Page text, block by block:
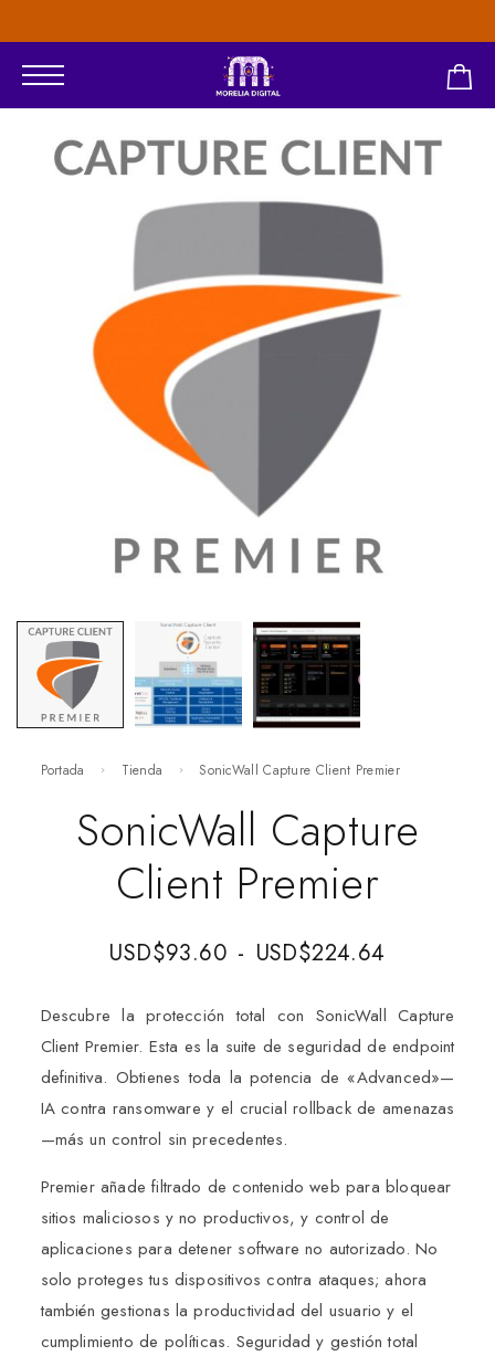
Portada Tienda SonicWall Capture Client Premier
SonicWall Capture
Client Premier
USD$93.60 - USD$224.64
Descubre la protección total con SonicWall Capture
Client Premier. Esta es la suite de seguridad de endpoint
definitiva. Obtienes toda la potencia de «Advanced»—
IA contra ransomware y el crucial rollback de amenazas
—más un control sin precedentes.
Premier añade filtrado de contenido web para bloquear
sitios maliciosos y no productivos, y control de
aplicaciones para detener software no autorizado. No
solo proteges tus dispositivos contra ataques; ahora
también gestionas la productividad del usuario y el
cumplimiento de políticas. Seguridad y gestión total